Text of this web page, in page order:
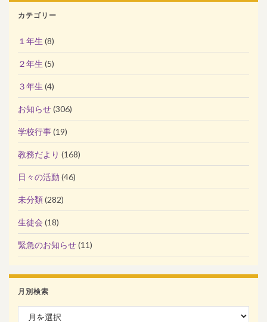
カテゴリー
１年生 (8)
２年生 (5)
３年生 (4)
お知らせ(306)
学校行事(19)
教務だより (168)
日々の活動 (46)
未分類(282)
生徒会 (18)
緊急のお知らせ(11)
月別検索
月別検索